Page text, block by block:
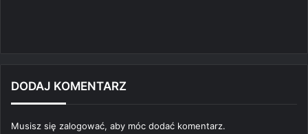
DODAJ KOMENTARZ
Musisz się zalogować, aby móc dodać komentarz.